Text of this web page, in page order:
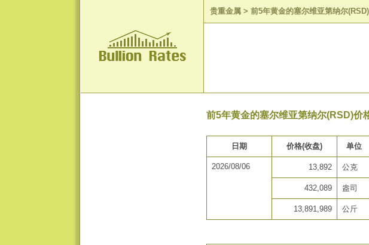
贵重金属 > 前5年黄金的塞尔维亚第纳尔
前5年黄金的塞尔维亚第纳尔(RSD)价
日期 价格(收盘) 单位
2026/08/06 13,892 公克
432,089 盎司
13,891,989 公斤